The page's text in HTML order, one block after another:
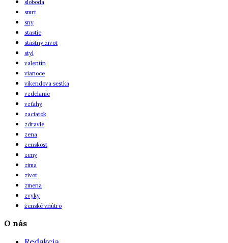
sloboda
smrt
sny
stastie
stastny zivot
styl
valentín
vianoce
vikendova sestka
vzdelanie
vzťahy
zaciatok
zdravie
zena
zenskost
zeny
zima
zivot
zmena
zvyky
ženské vnútro
O nás